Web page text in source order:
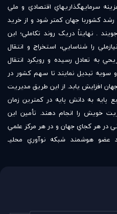
سرمايه‏گذاري‏هاي اقتصادي و ملي
کشوربا جهان کمتر شود و از خريد
. نهايتاً دريک روند تکاملي؛ اين
را شناسايي، استخراج و انتقال
به تعادل رسيده و رويکرد انتقال
سويه تبديل نمايند تا سهم کشور در
افزايش يابد. از اين طريق مديريت
پايه به دانش پايه در کمترين زمان
خويش را انجام دهند. تأمين اين
در هر کجاي جهان و در هر مرکز علمي
عضو هوشمند شبکه نوآوري محلي‏ـ